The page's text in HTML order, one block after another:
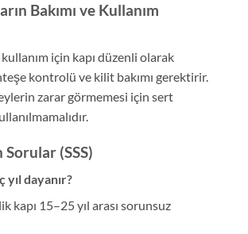
Bakımı ve Kullanım
için kapı düzenli olarak
kontrolü ve kilit bakımı gerektirir.
zarar görmemesi için sert
Sorular (SSS)
yıl dayanır?
kapı 15–25 yıl arası sorunsuz